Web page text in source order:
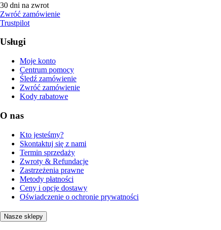
30 dni na zwrot
Zwróć zamówienie
Trustpilot
Usługi
Moje konto
Centrum pomocy
Śledź zamówienie
Zwróć zamówienie
Kody rabatowe
O nas
Kto jesteśmy?
Skontaktuj się z nami
Termin sprzedaży
Zwroty & Refundacje
Zastrzeżenia prawne
Metody płatności
Ceny i opcje dostawy
Oświadczenie o ochronie prywatności
Nasze sklepy